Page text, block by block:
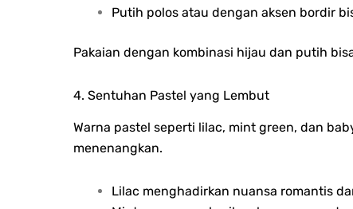
Putih polos atau dengan aksen bordir
Pakaian dengan kombinasi hijau dan putih
4. Sentuhan Pastel yang Lembut
Warna pastel seperti lilac, mint green, dan
menenangkan.
Lilac menghadirkan nuansa romantis